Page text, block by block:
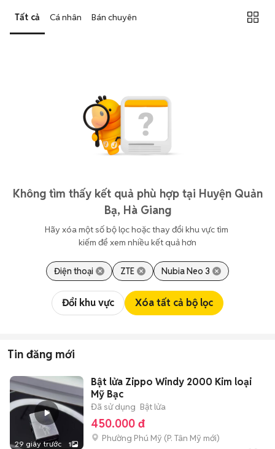
Tất cả Cá nhân Bán chuyên
Không tìm thấy kết quả phù hợp tại Huyện Quản
Bạ, Hà Giang
Hãy xóa một số bộ lọc hoặc thay đổi khu vực tìm
kiếm để xem nhiều kết quả hơn
Điện thoại ZTE Nubia Neo 3
Đổi khu vực Xóa tất cả bộ lọc
Tin đăng mới
29 giây trước 1
Bật lửa Zippo Windy 2000 Kim loại
Mỹ Bạc
Đã sử dụng Bật lửa
450.000 đ
Phường Phú Mỹ (P. Tân Mỹ mới)